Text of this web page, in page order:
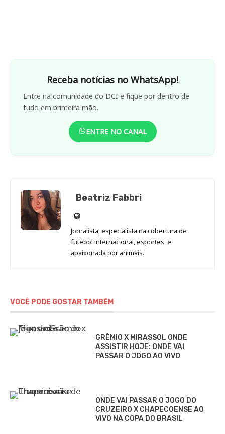
Receba notícias no WhatsApp!
Entre na comunidade do DCI e fique por dentro de
tudo em primeira mão.
ENTRE NO CANAL
Beatriz Fabbri
Site
de
Beatriz
Fabbri
Jornalista, especialista na cobertura de
futebol internacional, esportes, e
apaixonada por animais.
VOCÊ PODE GOSTAR TAMBÉM
GRÊMIO X MIRASSOL ONDE
ASSISTIR HOJE: ONDE VAI
PASSAR O JOGO AO VIVO
ONDE VAI PASSAR O JOGO DO
CRUZEIRO X CHAPECOENSE AO
VIVO NA COPA DO BRASIL